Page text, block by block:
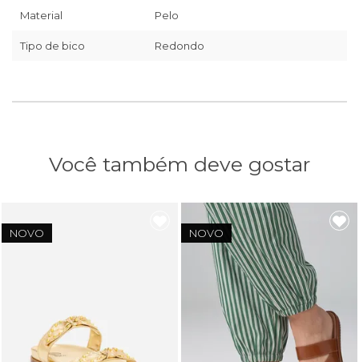
Material Pelo
Tipo de bico Redondo
Você também deve gostar
NOVO NOVO